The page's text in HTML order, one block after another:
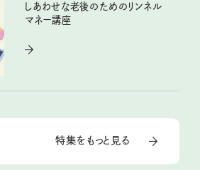
しあわせな老後のためのリンネル
マネー講座
特集をもっと見る